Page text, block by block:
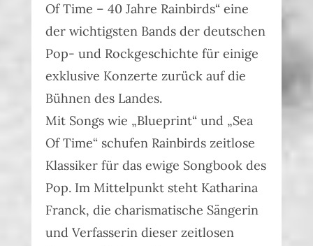
Of Time – 40 Jahre Rainbirds“ eine
der wichtigsten Bands der deutschen
Pop- und Rockgeschichte für einige
exklusive Konzerte zurück auf die
Bühnen des Landes.
Mit Songs wie „Blueprint“ und „Sea
Of Time“ schufen Rainbirds zeitlose
Klassiker für das ewige Songbook des
Pop. Im Mittelpunkt steht Katharina
Franck, die charismatische Sängerin
und Verfasserin dieser zeitlosen